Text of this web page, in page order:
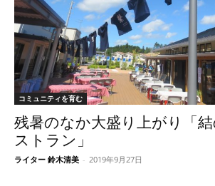
コミュニティを育む
残暑のなか大盛り上がり「
ストラン」
ライター 鈴木清美 - 2019年9月27日